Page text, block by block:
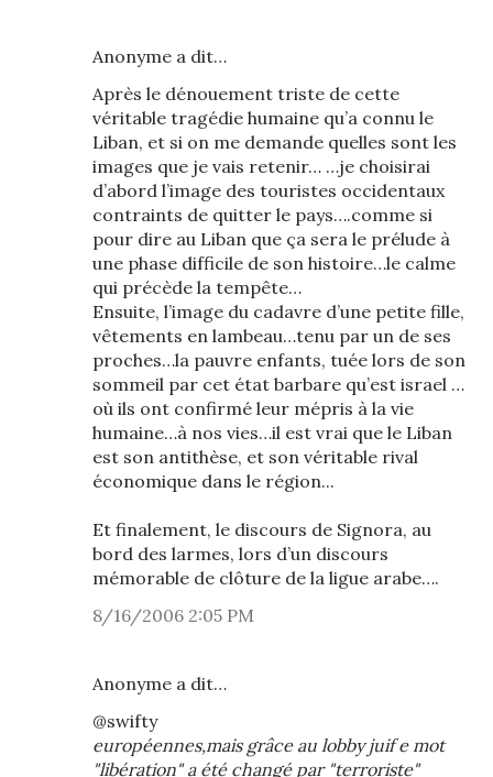
Anonyme a dit…
Après le dénouement triste de cette
véritable tragédie humaine qu’a connu le
Liban, et si on me demande quelles sont les
images que je vais retenir… …je choisirai
d’abord l’image des touristes occidentaux
contraints de quitter le pays….comme si
pour dire au Liban que ça sera le prélude à
une phase difficile de son histoire…le calme
qui précède la tempête…
Ensuite, l’image du cadavre d’une petite fille,
vêtements en lambeau…tenu par un de ses
proches…la pauvre enfants, tuée lors de son
sommeil par cet état barbare qu’est israel …
où ils ont confirmé leur mépris à la vie
humaine…à nos vies…il est vrai que le Liban
est son antithèse, et son véritable rival
économique dans le région...
Et finalement, le discours de Signora, au
bord des larmes, lors d’un discours
mémorable de clôture de la ligue arabe….
8/16/2006 2:05 PM
Anonyme a dit…
@swifty
européennes,mais grâce au lobby juif e mot
"libération" a été changé par "terroriste"